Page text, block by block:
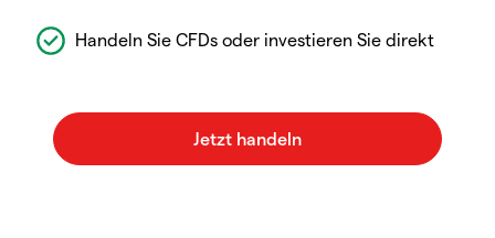
Handeln Sie CFDs oder investieren Sie direkt